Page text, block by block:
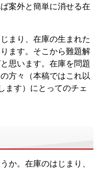
案外と簡単に消せる在
まり、在庫の生まれた
ます。そこから難題解
思います。在庫を問題
方々（本稿ではこれ以
ます）にとってのチェ
か。在庫のはじまり、